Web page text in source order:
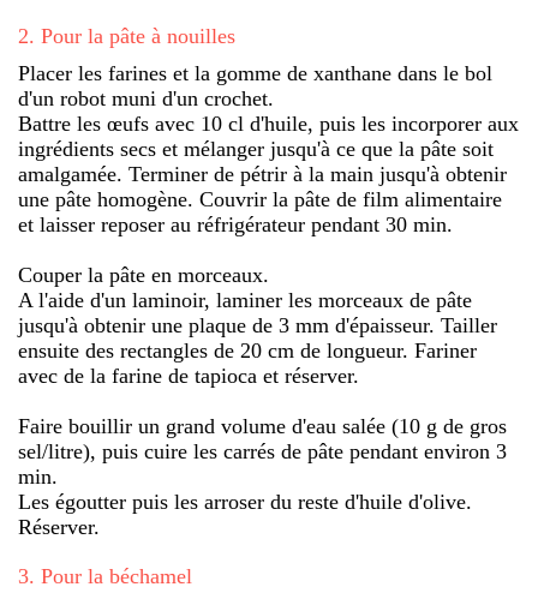
2. Pour la pâte à nouilles
Placer les farines et la gomme de xanthane dans le bol
d'un robot muni d'un crochet.
Battre les œufs avec 10 cl d'huile, puis les incorporer aux
ingrédients secs et mélanger jusqu'à ce que la pâte soit
amalgamée. Terminer de pétrir à la main jusqu'à obtenir
une pâte homogène. Couvrir la pâte de film alimentaire
et laisser reposer au réfrigérateur pendant 30 min.
Couper la pâte en morceaux.
A l'aide d'un laminoir, laminer les morceaux de pâte
jusqu'à obtenir une plaque de 3 mm d'épaisseur. Tailler
ensuite des rectangles de 20 cm de longueur. Fariner
avec de la farine de tapioca et réserver.
Faire bouillir un grand volume d'eau salée (10 g de gros
sel/litre), puis cuire les carrés de pâte pendant environ 3
min.
Les égoutter puis les arroser du reste d'huile d'olive.
Réserver.
3. Pour la béchamel